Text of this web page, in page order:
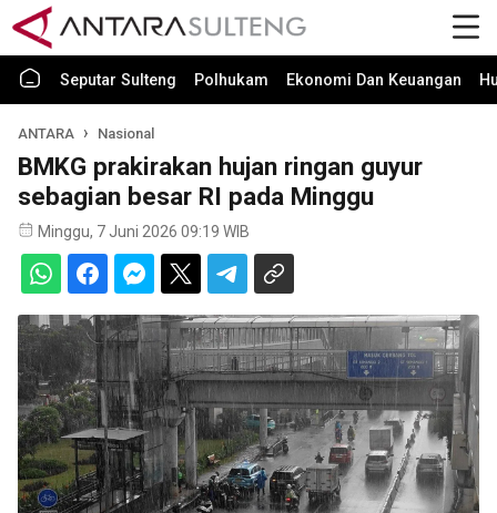
Seputar Sulteng Polhukam Ekonomi Dan Keuangan
ANTARA Nasional
BMKG prakirakan hujan ringan guyur
sebagian besar RI pada Minggu
Minggu, 7 Juni 2026 09:19 WIB